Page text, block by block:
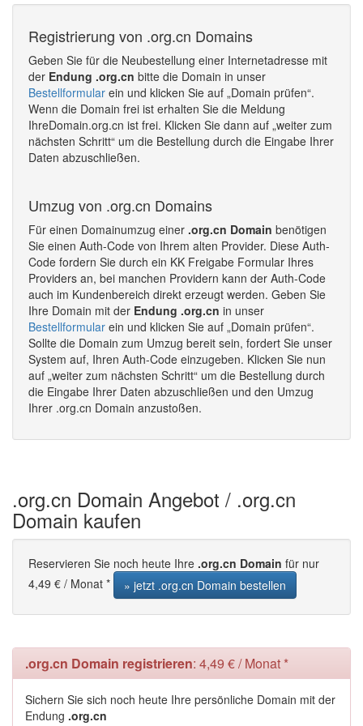
Registrierung von .org.cn Domains
Geben Sie für die Neubestellung einer Internetadresse mit
der Endung .org.cn bitte die Domain in unser
Bestellformular ein und klicken Sie auf „Domain prüfen“.
Wenn die Domain frei ist erhalten Sie die Meldung
IhreDomain.org.cn ist frei. Klicken Sie dann auf „weiter zum
nächsten Schritt“ um die Bestellung durch die Eingabe Ihrer
Daten abzuschließen.
Umzug von .org.cn Domains
Für einen Domainumzug einer .org.cn Domain benötigen
Sie einen Auth-Code von Ihrem alten Provider. Diese Auth-
Code fordern Sie durch ein KK Freigabe Formular Ihres
Providers an, bei manchen Providern kann der Auth-Code
auch im Kundenbereich direkt erzeugt werden. Geben Sie
Ihre Domain mit der Endung .org.cn in unser
Bestellformular ein und klicken Sie auf „Domain prüfen“.
Sollte die Domain zum Umzug bereit sein, fordert Sie unser
System auf, Ihren Auth-Code einzugeben. Klicken Sie nun
auf „weiter zum nächsten Schritt“ um die Bestellung durch
die Eingabe Ihrer Daten abzuschließen und den Umzug
Ihrer .org.cn Domain anzustoßen.
.org.cn Domain Angebot / .org.cn
Domain kaufen
Reservieren Sie noch heute Ihre .org.cn Domain für nur
4,49 € / Monat *
» jetzt .org.cn Domain bestellen
.org.cn Domain registrieren: 4,49 € / Monat *
Sichern Sie sich noch heute Ihre persönliche Domain mit der
Endung .org.cn